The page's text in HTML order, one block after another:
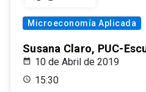
Microeconomía Aplicada
Susana Claro, PUC-
10 de Abril de 2019
15:30